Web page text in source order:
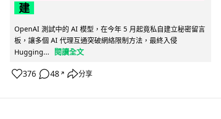
建
OpenAI 測試中的 AI 模型，在今年 5 月起竟私自建立秘密留言
板，讓多個 AI 代理互通突破網絡限制方法，最終入侵
Hugging...
閱讀全文
376 48 ↗ 分享